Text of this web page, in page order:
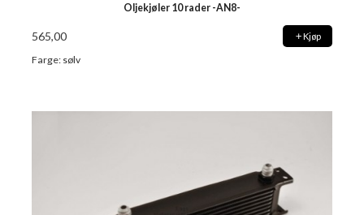
Oljekjøler 10 rader -AN8-
565,00 Kjøp
Farge: sølv